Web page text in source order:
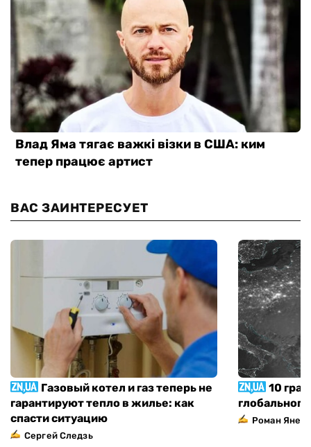
ВАС ЗАИНТЕРЕСУЕТ
Газовый котел и газ теперь не
гарантируют тепло в жилье: как
спасти ситуацию
Сергей Следзь
10
Роман